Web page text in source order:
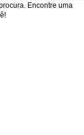
Encontre uma